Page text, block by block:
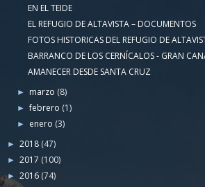
EN EL TEIDE
EL REFUGIO DE ALTAVISTA – DOCUMENTOS
FOTOS HISTORICAS DEL REFUGIO DE
BARRANCO DE LOS CERNÍCALOS - GRAN
AMANECER DESDE SANTA CRUZ
► marzo (8)
►febrero (1)
► enero (3)
► 2018 (47)
► 2017 (100)
► 2016 (74)